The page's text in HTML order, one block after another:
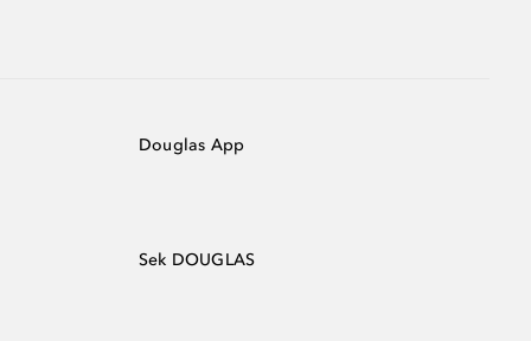
Douglas App
Sek DOUGLAS